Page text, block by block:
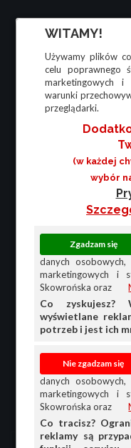
WITAMY!
Używamy plików
celu poprawnego
marketingowych i
warunki
przeglądarki.
(w każdej
wybór
danych
marketingowych i
Skowrońska oraz
Co zyskujesz?
wyświetlane
potrzeb i jest ich
danych
marketingowych i
Skowrońska oraz
Co tracisz?
reklamy są
MENU